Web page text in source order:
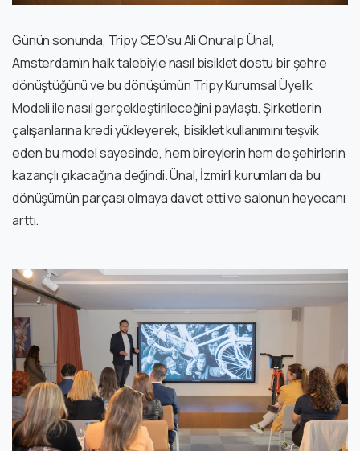
Günün sonunda, Tripy CEO’su Ali Onuralp Ünal,
Amsterdam’ın halk talebiyle nasıl bisiklet dostu bir şehre
dönüştüğünü ve bu dönüşümün Tripy Kurumsal Üyelik
Modeli ile nasıl gerçekleştirileceğini paylaştı. Şirketlerin
çalışanlarına kredi yükleyerek, bisiklet kullanımını teşvik
eden bu model sayesinde, hem bireylerin hem de şehirlerin
kazançlı çıkacağına değindi. Ünal, İzmirli kurumları da bu
dönüşümün parçası olmaya davet etti ve salonun heyecanı
arttı.